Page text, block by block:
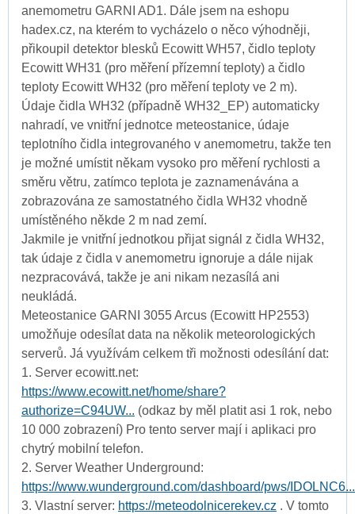
anemometru GARNI AD1. Dále jsem na eshopu
hadex.cz, na kterém to vycházelo o něco výhodněji,
přikoupil detektor blesků Ecowitt WH57, čidlo teploty
Ecowitt WH31 (pro měření přízemní teploty) a čidlo
teploty Ecowitt WH32 (pro měření teploty ve 2 m).
Údaje čidla WH32 (případně WH32_EP) automaticky
nahradí, ve vnitřní jednotce meteostanice, údaje
teplotního čidla integrovaného v anemometru, takže ten
je možné umístit někam vysoko pro měření rychlosti a
směru větru, zatímco teplota je zaznamenávána a
zobrazována ze samostatného čidla WH32 vhodně
umístěného někde 2 m nad zemí.
Jakmile je vnitřní jednotkou přijat signál z čidla WH32,
tak údaje z čidla v anemometru ignoruje a dále nijak
nezpracovává, takže je ani nikam nezasílá ani
neukládá.
Meteostanice GARNI 3055 Arcus (Ecowitt HP2553)
umožňuje odesílat data na několik meteorologických
serverů. Já využívám celkem tři možnosti odesílání dat:
1. Server ecowitt.net:
https://www.ecowitt.net/home/share?
authorize=C94UW... (odkaz by měl platit asi 1 rok, nebo
10 000 zobrazení) Pro tento server mají i aplikaci pro
chytrý mobilní telefon.
2. Server Weather Underground:
https://www.wunderground.com/dashboard/pws/IDOLNC6...
3. Vlastní server: https://meteodolnicerekev.cz . V tomto